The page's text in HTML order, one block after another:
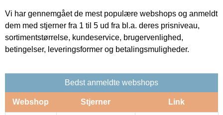
Vi har gennemgået de mest populære webshops og anmeldt
dem med stjerner fra 1 til 5 ud fra bl.a. deres prisniveau,
sortimentstørrelse, kundeservice, brugervenlighed,
betingelser, leveringsformer og betalingsmuligheder.
Bedst anmeldte webshops
Webshop Stjerner Link